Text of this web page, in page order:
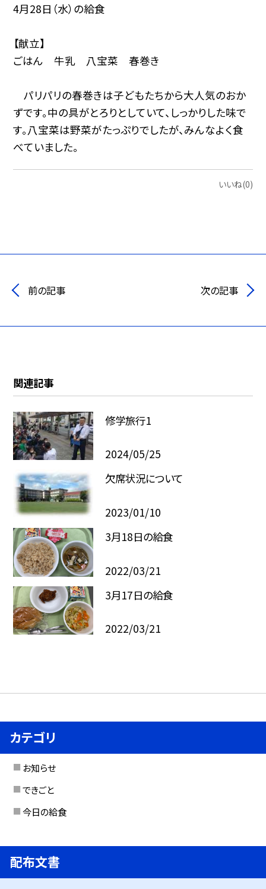
4月28日（水）の給食
【献立】
ごはん 牛乳 八宝菜 春巻き
パリパリの春巻きは子どもたちから大人気のおか
ずです。中の具がとろりとしていて、しっかりした味で
す。八宝菜は野菜がたっぷりでしたが、みんなよく食
べていました。
いいね(0)
前の記事 次の記事
関連記事
修学旅行1
2024/05/25
欠席状況について
2023/01/10
3月18日の給食
2022/03/21
3月17日の給食
2022/03/21
カテゴリ
お知らせ
できごと
今日の給食
配布文書